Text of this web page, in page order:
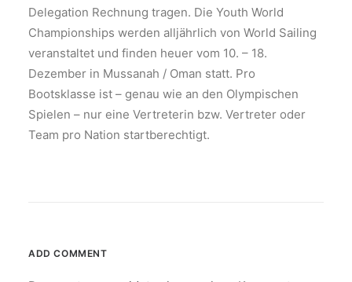
Delegation Rechnung tragen. Die Youth World
Championships werden alljährlich von World Sailing
veranstaltet und finden heuer vom 10. – 18.
Dezember in Mussanah / Oman statt. Pro
Bootsklasse ist – genau wie an den Olympischen
Spielen – nur eine Vertreterin bzw. Vertreter oder
Team pro Nation startberechtigt.
ADD COMMENT